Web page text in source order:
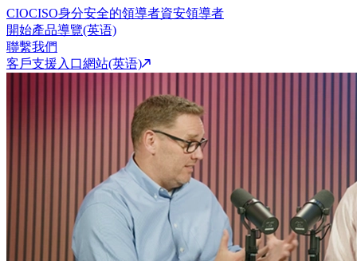
CIOCISO身分安全的領導者資安領導者
開始產品導覽(英语)
聯繫我們
客戶支援入口網站(英语)